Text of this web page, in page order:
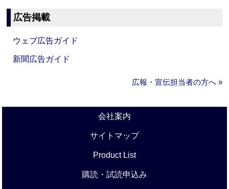
広告掲載
ウェブ広告ガイド
新聞広告ガイド
広報・宣伝担当者の方へ »
会社案内
サイトマップ
Product List
購読・試読申込み